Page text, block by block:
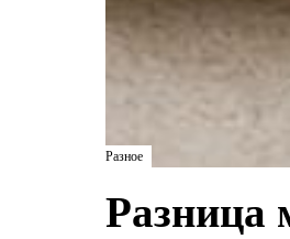
Разное
Разница